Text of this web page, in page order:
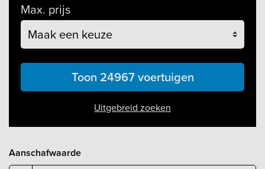
Max. prijs
Toon 24967 voertuigen
Uitgebreid zoeken
Aanschafwaarde